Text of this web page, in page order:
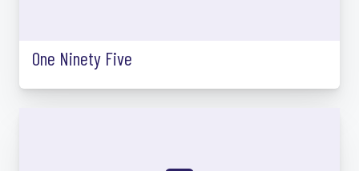
One Ninety Five